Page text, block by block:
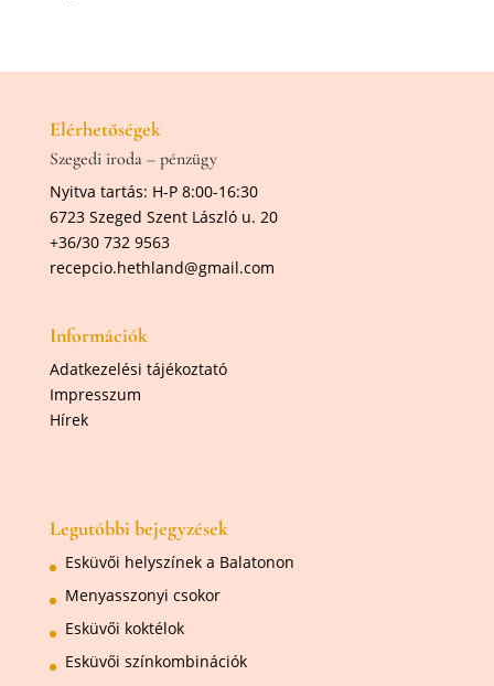
Elérhetőségek
Szegedi iroda – pénzügy
Nyitva tartás: H-P 8:00-16:30
6723 Szeged Szent László u. 20
+36/30 732 9563
recepcio.hethland@gmail.com
Információk
Adatkezelési tájékoztató
Impresszum
Hírek
Legutóbbi bejegyzések
Esküvői helyszínek a Balatonon
Menyasszonyi csokor
Esküvői koktélok
Esküvői színkombinációk